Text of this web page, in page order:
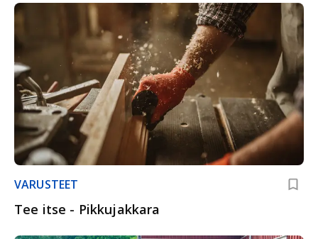
VARUSTEET
Tee itse - Pikkujakkara